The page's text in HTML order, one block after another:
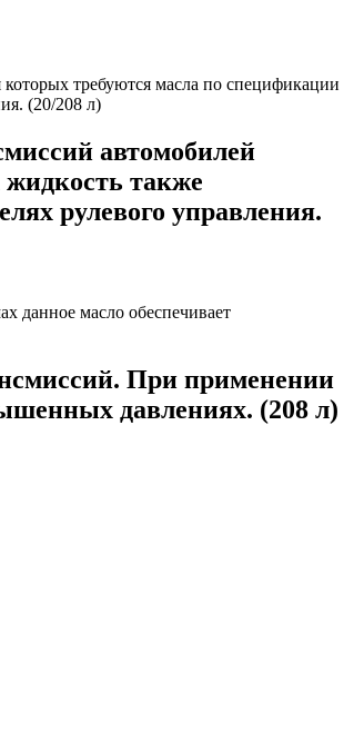
автомобилей
также
рулевого управления.
При применении
давлениях. (208 л)